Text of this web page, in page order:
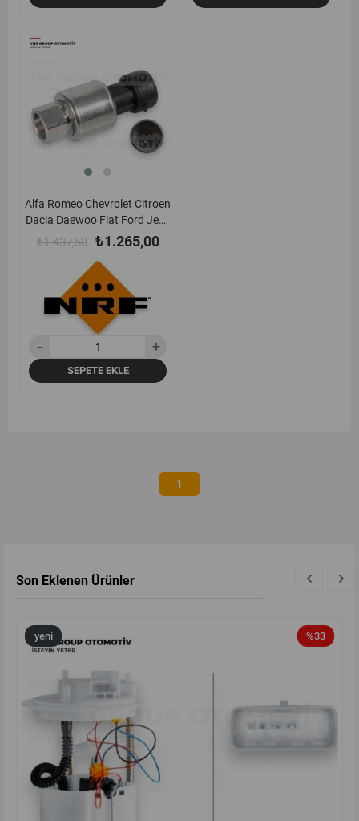
Alfa Romeo Chevrolet Citroen
Dacia Daewoo Fiat Ford Jeep
Nissan Opel Peugeot Renault
Suzuki Klima Basınç Müşürü
Nrf - 38943
₺1.265,00
₺1.437,50
yeni
SEPETE EKLE
1
Son Eklenen Ürünler
%33
yeni